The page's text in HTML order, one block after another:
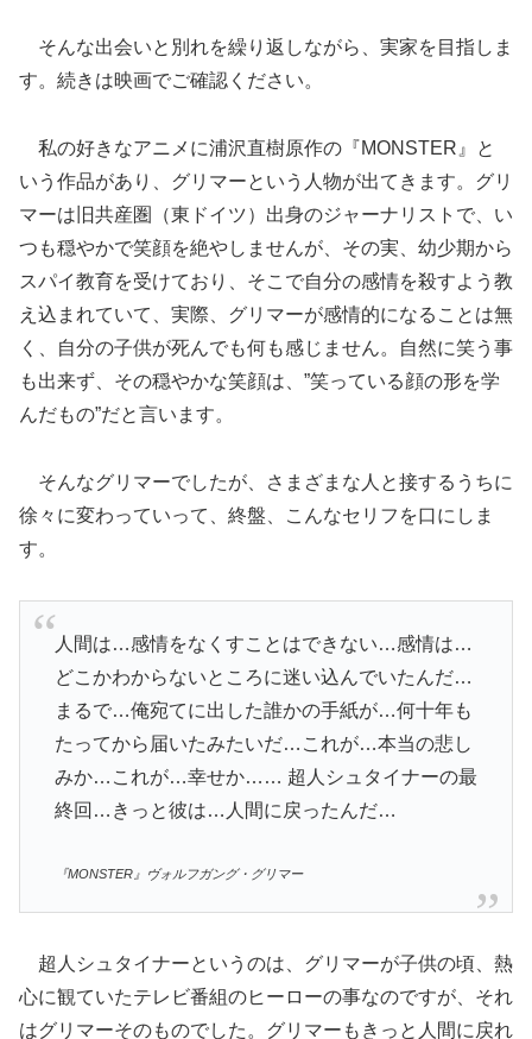
そんな出会いと別れを繰り返しながら、実家を目指しま
す。続きは映画でご確認ください。
私の好きなアニメに浦沢直樹原作の『MONSTER』と
いう作品があり、グリマーという人物が出てきます。グリ
マーは旧共産圏（東ドイツ）出身のジャーナリストで、い
つも穏やかで笑顔を絶やしませんが、その実、幼少期から
スパイ教育を受けており、そこで自分の感情を殺すよう教
え込まれていて、実際、グリマーが感情的になることは無
く、自分の子供が死んでも何も感じません。自然に笑う事
も出来ず、その穏やかな笑顔は、”笑っている顔の形を学
んだもの”だと言います。
そんなグリマーでしたが、さまざまな人と接するうちに
徐々に変わっていって、終盤、こんなセリフを口にしま
す。
人間は…感情をなくすことはできない…感情は…
どこかわからないところに迷い込んでいたんだ…
まるで…俺宛てに出した誰かの手紙が…何十年も
たってから届いたみたいだ…これが…本当の悲し
みか…これが…幸せか…… 超人シュタイナーの最
終回…きっと彼は…人間に戻ったんだ…
『MONSTER』ヴォルフガング・グリマー
超人シュタイナーというのは、グリマーが子供の頃、熱
心に観ていたテレビ番組のヒーローの事なのですが、それ
はグリマーそのものでした。グリマーもきっと人間に戻れ